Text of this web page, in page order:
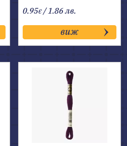
0.95€ / 1.86 лв.
виж